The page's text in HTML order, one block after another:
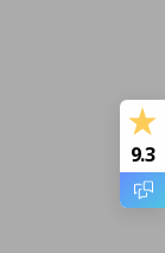
9.3